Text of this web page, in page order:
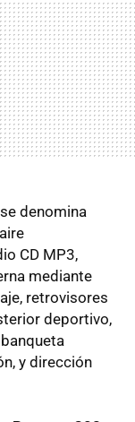
se denomina
CD MP3,
mediante
retrovisores
deportivo,
y dirección